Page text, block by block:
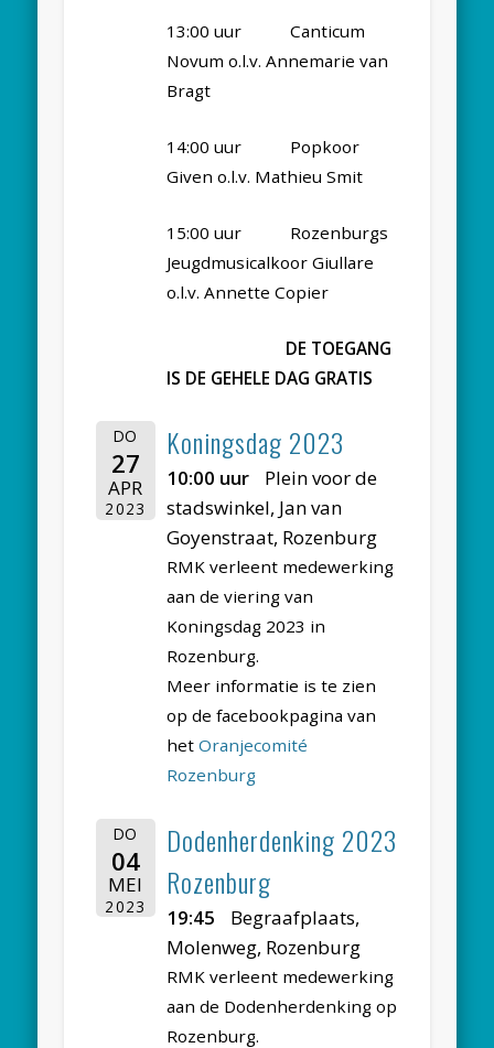
13:00 uur Canticum
Novum o.l.v. Annemarie van
Bragt
14:00 uur Popkoor
Given o.l.v. Mathieu Smit
15:00 uur Rozenburgs
Jeugdmusicalkoor Giullare
o.l.v. Annette Copier
DE TOEGANG
IS DE GEHELE DAG GRATIS
DO
27
APR
2023
Koningsdag 2023
10:00 uur
Plein voor de
stadswinkel, Jan van
Goyenstraat, Rozenburg
RMK verleent medewerking
aan de viering van
Koningsdag 2023 in
Rozenburg.
Meer informatie is te zien
op de facebookpagina van
hetOranjecomité
Rozenburg
DO
04
MEI
2023
Dodenherdenking 2023
Rozenburg
19:45
Begraafplaats,
Molenweg, Rozenburg
RMK verleent medewerking
aan de Dodenherdenking op
Rozenburg.